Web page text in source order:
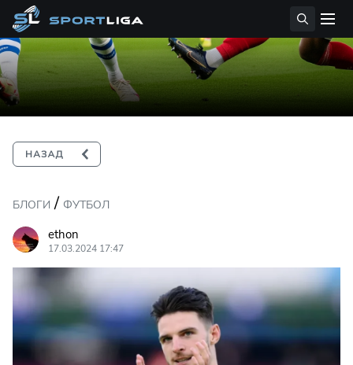
БЛОГИ / ФУТБОЛ
ethon
17.03.2024 17:47